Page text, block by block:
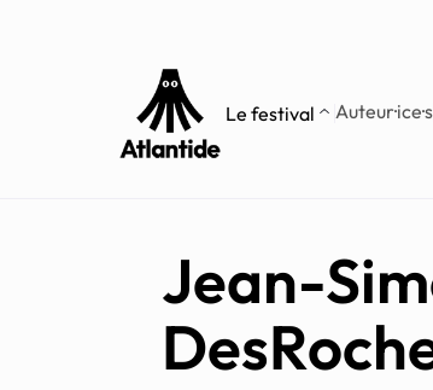
Le festival Auteur·ice·s
Jean-